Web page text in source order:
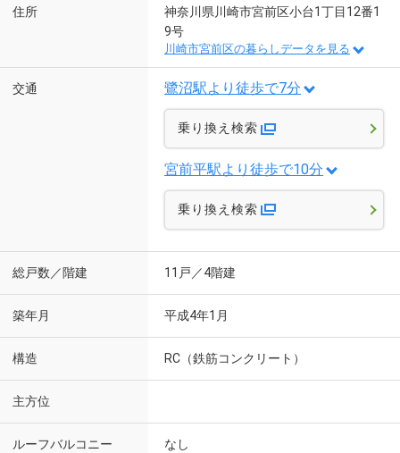
住所
神奈川県川崎市宮前区小台1丁目12番1
9号
川崎市宮前区の暮らしデータを見る
交通 鷺沼駅より徒歩で7分
乗り換え検索
宮前平駅より徒歩で10分
乗り換え検索
総戸数／階建 11戸／4階建
築年月 平成4年1月
構造 RC（鉄筋コンクリート）
主方位
ルーフバルコニー なし